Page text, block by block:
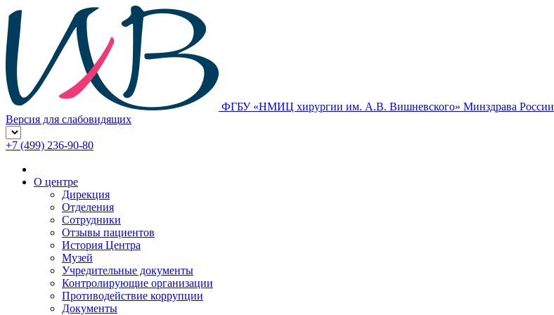
ФГБУ «НМИЦ хирургии им. А.В. Вишневского» Минздрава России
Версия для слабовидящих
+7 (499) 236-90-80
О центре
Дирекция
Отделения
Сотрудники
Отзывы пациентов
История Центра
Музей
Учредительные документы
Контролирующие организации
Противодействие коррупции
Документы